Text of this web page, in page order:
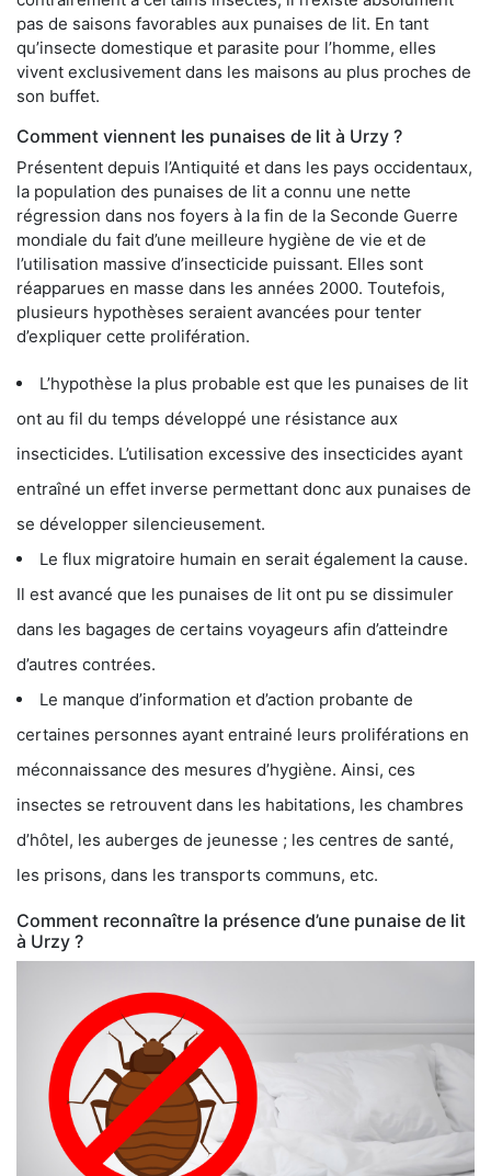
pas de saisons favorables aux punaises de lit. En tant
qu’insecte domestique et parasite pour l’homme, elles
vivent exclusivement dans les maisons au plus proches de
son buffet.
Comment viennent les punaises de lit à Urzy ?
Présentent depuis l’Antiquité et dans les pays occidentaux,
la population des punaises de lit a connu une nette
régression dans nos foyers à la fin de la Seconde Guerre
mondiale du fait d’une meilleure hygiène de vie et de
l’utilisation massive d’insecticide puissant. Elles sont
réapparues en masse dans les années 2000. Toutefois,
plusieurs hypothèses seraient avancées pour tenter
d’expliquer cette prolifération.
L’hypothèse la plus probable est que les punaises de lit
ont au fil du temps développé une résistance aux
insecticides. L’utilisation excessive des insecticides ayant
entraîné un effet inverse permettant donc aux punaises de
se développer silencieusement.
Le flux migratoire humain en serait également la cause.
Il est avancé que les punaises de lit ont pu se dissimuler
dans les bagages de certains voyageurs afin d’atteindre
d’autres contrées.
Le manque d’information et d’action probante de
certaines personnes ayant entrainé leurs proliférations en
méconnaissance des mesures d’hygiène. Ainsi, ces
insectes se retrouvent dans les habitations, les chambres
d’hôtel, les auberges de jeunesse ; les centres de santé,
les prisons, dans les transports communs, etc.
Comment reconnaître la présence d’une punaise de lit
à Urzy ?